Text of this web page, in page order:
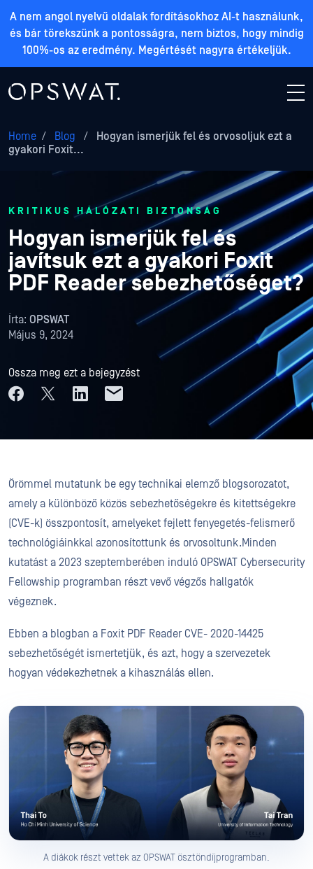
A nem angol nyelvű oldalak fordításokhoz AI-t használunk,
és bár törekszünk a pontosságra, nem biztos, hogy mindig
100%-os az eredmény. Megértését nagyra értékeljük.
Home / Blog /
Hogyan ismerjük fel és orvosoljuk ezt a
gyakori Foxit...
KRITIKUS HÁLÓZATI BIZTONSÁG
Hogyan ismerjük fel és
javítsuk ezt a gyakori Foxit
PDF Reader sebezhetőséget?
Írta: OPSWAT
Május 9, 2024
Ossza meg ezt a bejegyzést
Örömmel mutatunk be egy technikai elemző blogsorozatot,
amely a különböző közös sebezhetőségekre és kitettségekre
(CVE-k) összpontosít, amelyeket fejlett fenyegetés-felismerő
technológiáinkkal azonosítottunk és orvosoltunk.Minden
kutatást a 2023 szeptemberében induló OPSWAT Cybersecurity
Fellowship programban részt vevő végzős hallgatók
végeznek.
Ebben a blogban a Foxit PDF Reader CVE- 2020-14425
sebezhetőségét ismertetjük, és azt, hogy a szervezetek
hogyan védekezhetnek a kihasználás ellen.
A diákok részt vettek az OPSWAT ösztöndíjprogramban.